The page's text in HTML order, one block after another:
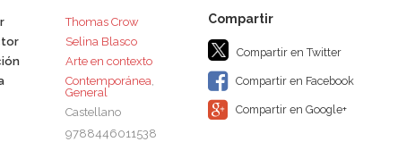
Thomas Crow
Selina Blasco
Arte en contexto
Contemporánea,
General
Castellano
9788446011538
Compartir en Twitter
Compartir en Facebook
Compartir en Google+